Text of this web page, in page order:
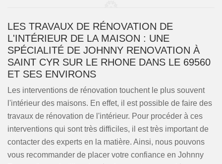
LES TRAVAUX DE RÉNOVATION DE
L'INTÉRIEUR DE LA MAISON : UNE
SPÉCIALITÉ DE JOHNNY RENOVATION À
SAINT CYR SUR LE RHONE DANS LE 69560
ET SES ENVIRONS
Les interventions de rénovation touchent le plus souvent
l'intérieur des maisons. En effet, il est possible de faire des
travaux de rénovation de l'intérieur. Pour procéder à ces
interventions qui sont très difficiles, il est très important de
contacter des experts en la matière. Ainsi, nous pouvons
vous recommander de placer votre confiance en Johnny